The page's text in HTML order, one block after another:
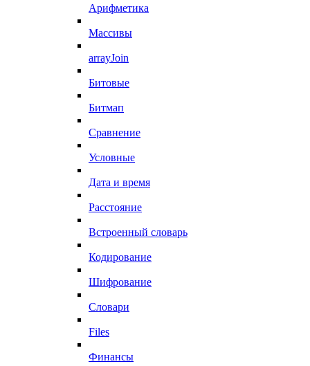
Арифметика
Массивы
arrayJoin
Битовые
Битмап
Сравнение
Условные
Дата и время
Расстояние
Встроенный словарь
Кодирование
Шифрование
Словари
Files
Финансы